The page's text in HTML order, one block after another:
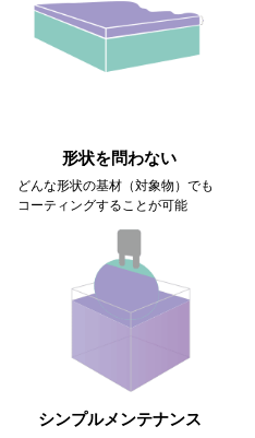
形状を問わない
どんな形状の基材（対象物）でも
コーティングすることが可能
シンプルメンテナンス